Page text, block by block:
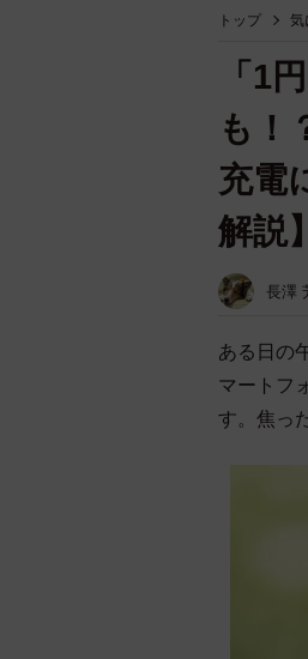
トップ 気
「1
も！
充電
解説】
長澤
ある日の
マートフ
す。焦っ